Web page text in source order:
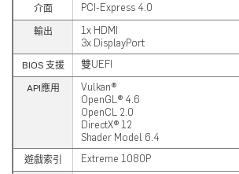
介面 PCI-Express 4.0
輸出
1x HDMI
3x DisplayPort
BIOS 支援 雙UEFI
API應用
Vulkan®
OpenGL® 4.6
OpenCL 2.0
DirectX® 12
Shader Model 6.4
遊戲索引 Extreme 1080P